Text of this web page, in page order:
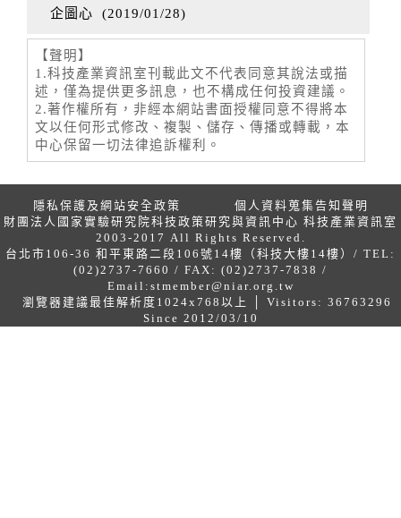
企圖心 (2019/01/28)
【聲明】
1.科技產業資訊室刊載此文不代表同意其說法或描
述，僅為提供更多訊息，也不構成任何投資建議。
2.著作權所有，非經本網站書面授權同意不得將本
文以任何形式修改、複製、儲存、傳播或轉載，本
中心保留一切法律追訴權利。
隱私保護及網站安全政策
個人資料蒐集告知聲明
財團法人國家實驗研究院科技政策研究與資訊中心 科技產業資訊室
2003-2017 All Rights Reserved.
台北市106-36 和平東路二段106號14樓（科技大樓14樓）/ TEL:
(02)2737-7660 / FAX: (02)2737-7838 /
Email: stmember@niar.org.tw
瀏覽器建議最佳解析度1024x768以上 │ Visitors: 36763296
Since 2012/03/10